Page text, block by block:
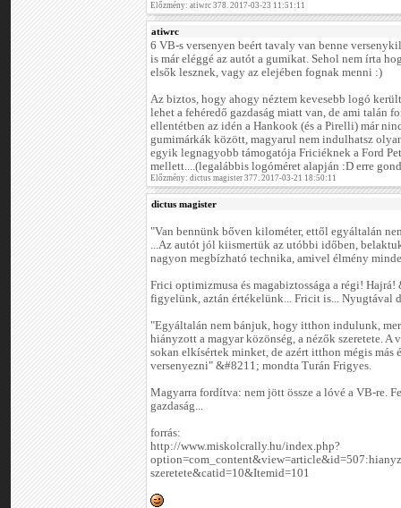
Előzmény: atiwrc 378. 2017-03-23 11:51:11
atiwrc
6 VB-s versenyen beért tavaly van benne
is már eléggé az autót a gumikat. Sehol nem írta
elsők lesznek, vagy az elejében fognak menni :)
Az biztos, hogy ahogy néztem kevesebb logó
lehet a fehéredő gazdaság miatt van, de ami talán
ellentétben az idén a Hankook (és a Pirelli) már
gumimárkák között, magyarul nem indulhatsz
egyik legnagyobb támogatója Friciéknek a Ford
mellett....(legalábbis logóméret alapján :D erre
Előzmény: dictus magister 377. 2017-03-21 18:50:11
dictus magister
"Van bennünk bőven kilométer, ettől egyáltalán
...Az autót jól kiismertük az utóbbi időben,
nagyon megbízható technika, amivel élmény
Frici optimizmusa és magabiztossága a régi!
figyelünk, aztán értékelünk... Fricit is... Nyugtával
"Egyáltalán nem bánjuk, hogy itthon indulunk,
hiányzott a magyar közönség, a nézők szeretete. A
sokan elkísértek minket, de azért itthon mégis más
versenyezni" &#8211; mondta Turán Frigyes.
Magyarra fordítva: nem jött össze a lóvé a VB-re.
gazdaság...
forrás:
http://www.miskolcrally.hu/index.php?
szeretete&catid=10&Itemid=101